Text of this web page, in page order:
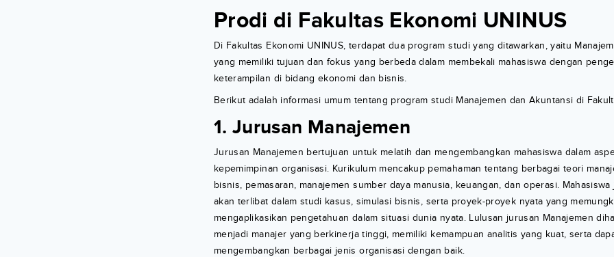
Prodi di Fakultas Ekonomi UNINUS
Di Fakultas Ekonomi UNINUS, terdapat dua program studi yang ditawarkan, yaitu
yang memiliki tujuan dan fokus yang berbeda dalam membekali mahasiswa dengan
keterampilan di bidang ekonomi dan bisnis.
Berikut adalah informasi umum tentang program studi Manajemen dan Akuntansi di
1. Jurusan Manajemen
Jurusan Manajemen bertujuan untuk melatih dan mengembangkan mahasiswa dalam
kepemimpinan organisasi. Kurikulum mencakup pemahaman tentang berbagai teori
bisnis, pemasaran, manajemen sumber daya manusia, keuangan, dan operasi.
akan terlibat dalam studi kasus, simulasi bisnis, serta proyek-proyek nyata yang
mengaplikasikan pengetahuan dalam situasi dunia nyata. Lulusan jurusan Manajemen
menjadi manajer yang berkinerja tinggi, memiliki kemampuan analitis yang kuat, serta
mengembangkan berbagai jenis organisasi dengan baik.